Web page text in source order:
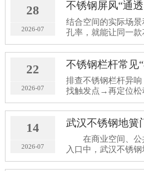
28
2026-07
结合空间的实际场
孔率，就能让同一
风，呈现出适配现
22
2026-07
排查不锈钢栏杆异
找触发点→再定位
连接件与收口”的顺
里，很多异响不是
安装贴合度、连接紧
共同作用的结果。
14
2026-07
在商业空间、公
入口中，武汉不锈
璃、边框组合使用